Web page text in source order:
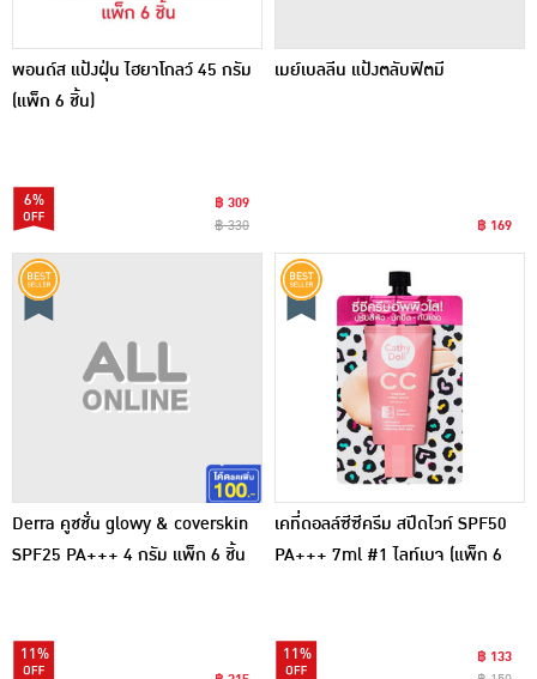
พอนด์ส แป้งฝุ่น ไฮยาโกลว์ 45 กรัม
(แพ็ก 6 ชิ้น)
6%
฿ 309
฿ 330
เมย์เบลลีน แป้งตลับฟิตมี
฿ 169
Derra คูชชั่น glowy & coverskin
SPF25 PA+++ 4 กรัม แพ็ก 6 ชิ้น
11%
เคที่ดอลล์ซีซีครีม สปีดไวท์ SPF50
PA+++ 7ml #1 ไลท์เบจ (แพ็ก 6
11%
฿ 133